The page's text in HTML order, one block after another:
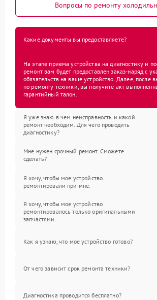
Вопросы по ремонту
Какие документы вы предоставляете?
На этапе приема устройства на диагностику и
ремонт вам будет предоставлен заказ-наряд с
обязательств на ваше устройство. Далее, после
по ремонту техники, вы получите акт
гарантийный талон.
Я уже знаю в чем неисправность и какой
ремонт необходим. Для чего проводить
диагностику?
Мне нужен срочный ремонт. Сможете
сделать?
Я хочу, чтобы мое устройство
ремонтировали при мне.
Я хочу, чтобы мое устройство
ремонтировалось только оригинальными
запчастями.
Как я узнаю, что мое устройство готово?
От чего зависит срок ремонта техники?
Диагностика проводится бесплатно?